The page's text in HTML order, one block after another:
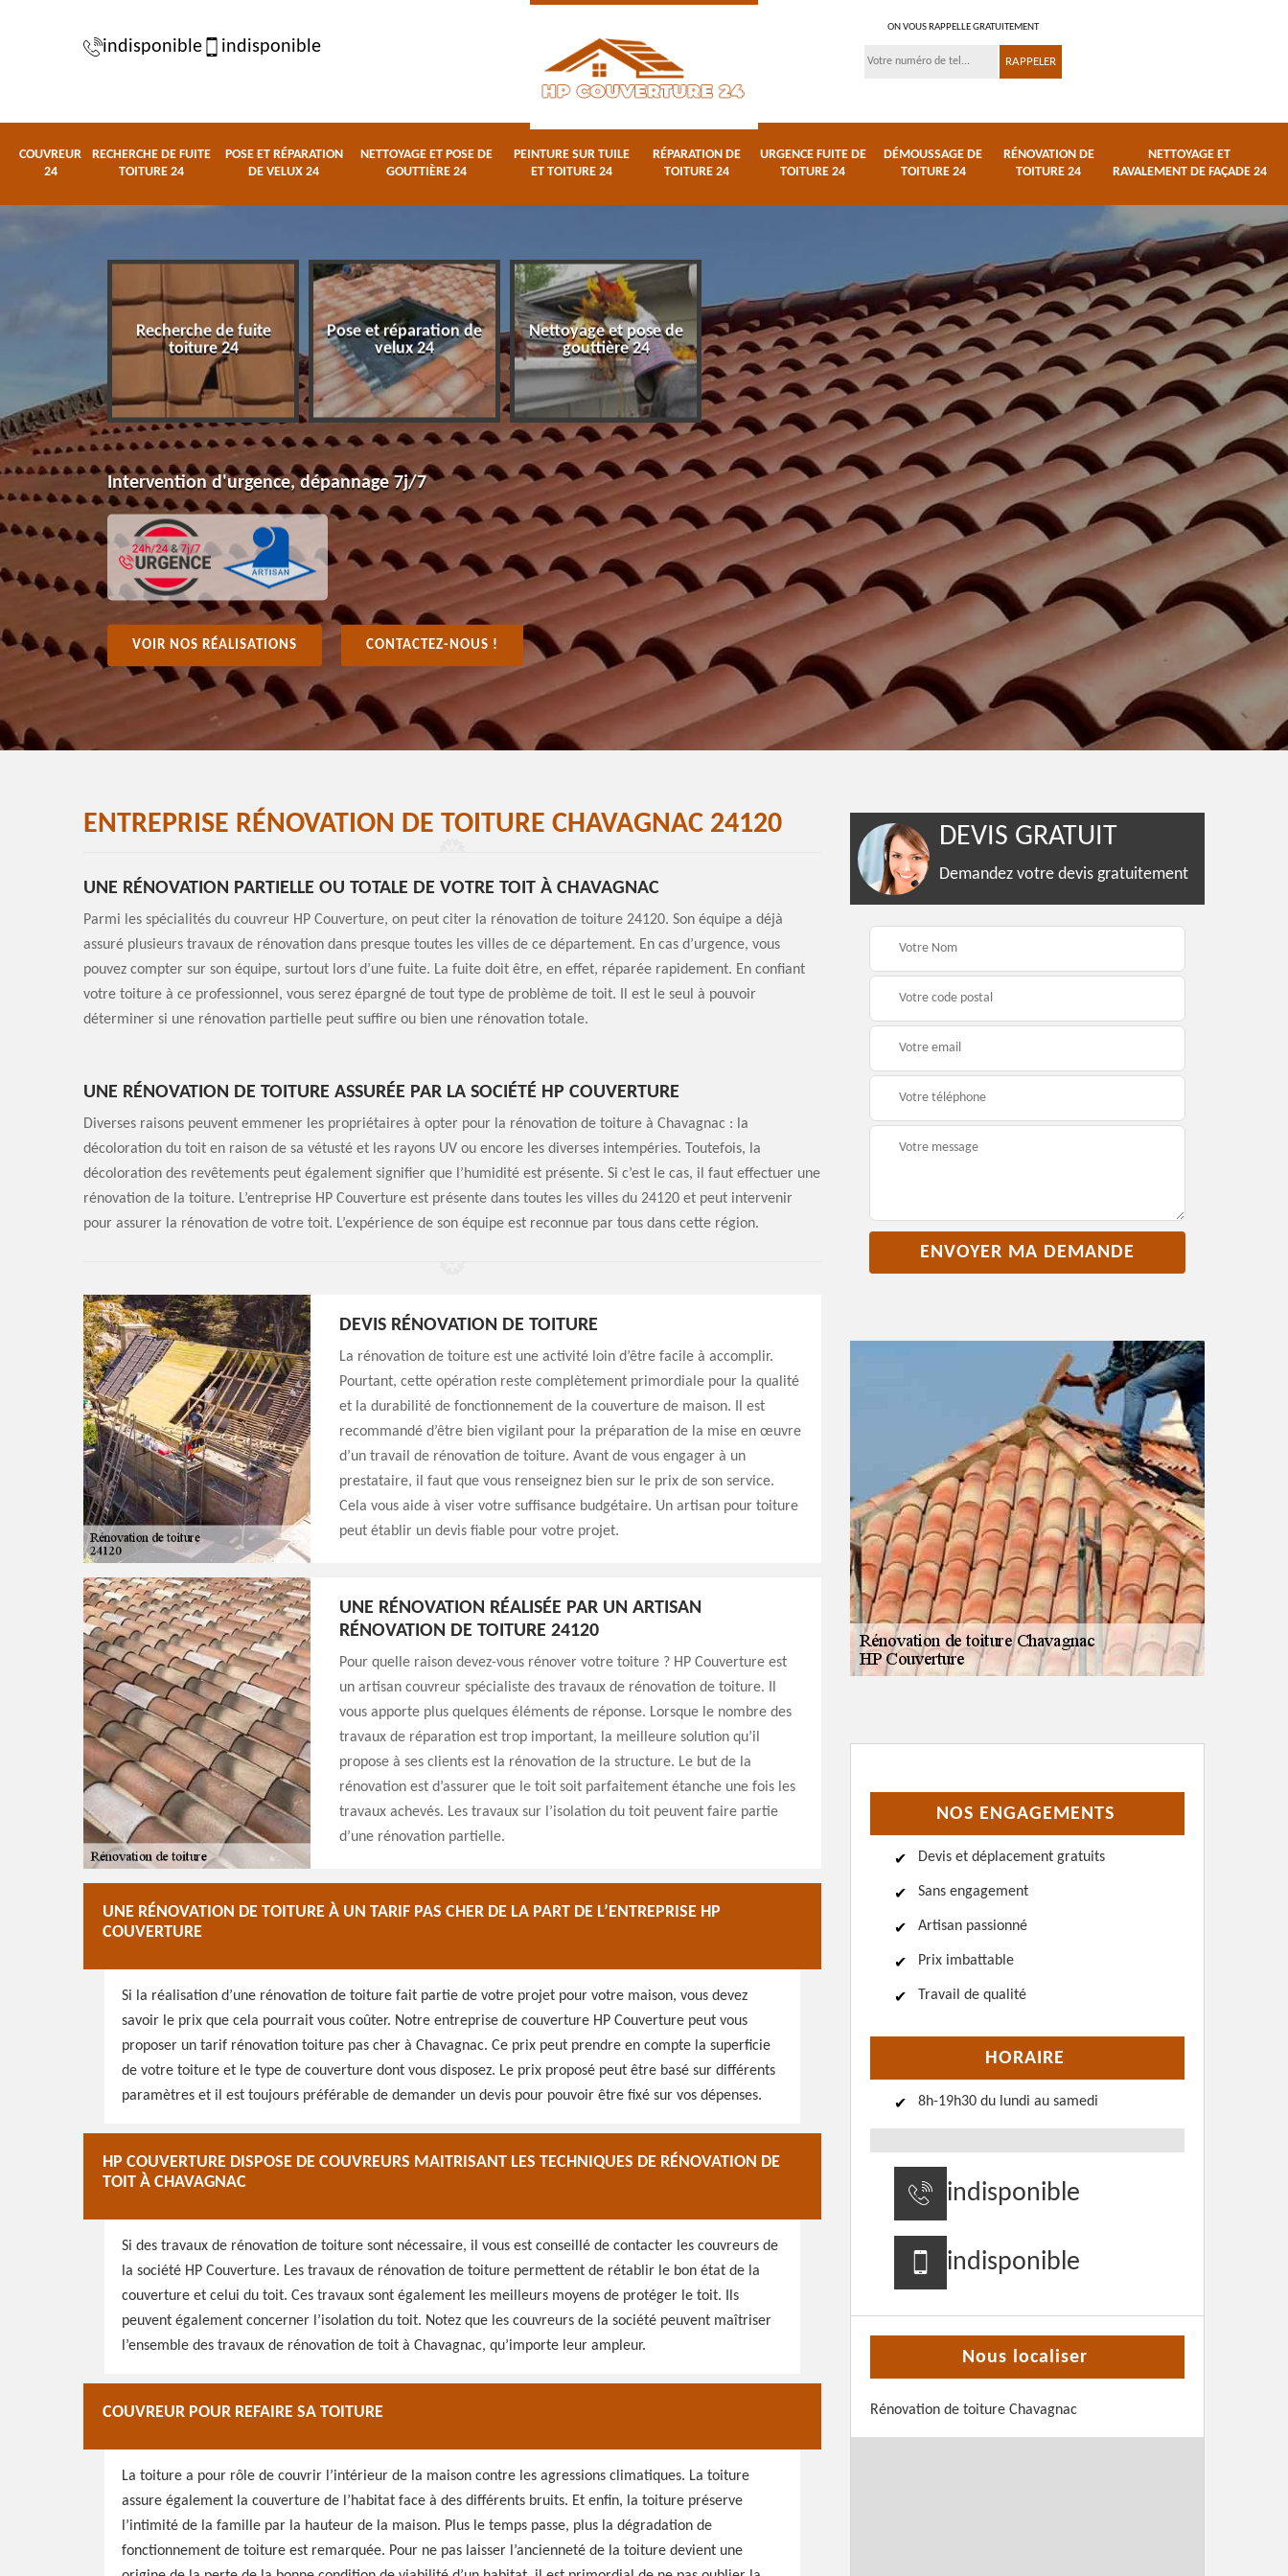
indisponible indisponible
ON VOUS RAPPELLE GRATUITEMENT
COUVREUR
24
RECHERCHE DE FUITE
TOITURE 24
POSE ET RÉPARATION
DE VELUX 24
NETTOYAGE ET POSE DE
GOUTTIÈRE 24
PEINTURE SUR TUILE
ET TOITURE 24
RÉPARATION DE
TOITURE 24
URGENCE FUITE DE
TOITURE 24
DÉMOUSSAGE DE
TOITURE 24
RÉNOVATION DE
TOITURE 24
NETTOYAGE ET
RAVALEMENT DE FAÇADE 24
Recherche de fuite
toiture 24
Pose et réparation de
velux 24
Nettoyage et pose de
gouttière 24
Peinture sur tuile et
toiture 24
Réparation de toiture
24
Urgence fuite de
toiture 24
Intervention d'urgence, dépannage 7j/7
VOIR NOS RÉALISATIONS CONTACTEZ-NOUS !
ENTREPRISE RÉNOVATION DE TOITURE CHAVAGNAC 24120
UNE RÉNOVATION PARTIELLE OU TOTALE DE VOTRE TOIT À CHAVAGNAC
Parmi les spécialités du couvreur HP Couverture, on peut citer la rénovation de toiture 24120. Son équipe a déjà
assuré plusieurs travaux de rénovation dans presque toutes les villes de ce département. En cas d’urgence, vous
pouvez compter sur son équipe, surtout lors d’une fuite. La fuite doit être, en effet, réparée rapidement. En confiant
votre toiture à ce professionnel, vous serez épargné de tout type de problème de toit. Il est le seul à pouvoir
déterminer si une rénovation partielle peut suffire ou bien une rénovation totale.
UNE RÉNOVATION DE TOITURE ASSURÉE PAR LA SOCIÉTÉ HP COUVERTURE
Diverses raisons peuvent emmener les propriétaires à opter pour la rénovation de toiture à Chavagnac : la
décoloration du toit en raison de sa vétusté et les rayons UV ou encore les diverses intempéries. Toutefois, la
décoloration des revêtements peut également signifier que l’humidité est présente. Si c’est le cas, il faut effectuer une
rénovation de la toiture. L’entreprise HP Couverture est présente dans toutes les villes du 24120 et peut intervenir
pour assurer la rénovation de votre toit. L’expérience de son équipe est reconnue par tous dans cette région.
DEVIS RÉNOVATION DE TOITURE
La rénovation de toiture est une activité loin d’être facile à accomplir.
Pourtant, cette opération reste complètement primordiale pour la qualité
et la durabilité de fonctionnement de la couverture de maison. Il est
recommandé d’être bien vigilant pour la préparation de la mise en œuvre
d’un travail de rénovation de toiture. Avant de vous engager à un
prestataire, il faut que vous renseignez bien sur le prix de son service.
Cela vous aide à viser votre suffisance budgétaire. Un artisan pour toiture
peut établir un devis fiable pour votre projet.
UNE RÉNOVATION RÉALISÉE PAR UN ARTISAN
RÉNOVATION DE TOITURE 24120
Pour quelle raison devez-vous rénover votre toiture ? HP Couverture est
un artisan couvreur spécialiste des travaux de rénovation de toiture. Il
vous apporte plus quelques éléments de réponse. Lorsque le nombre des
travaux de réparation est trop important, la meilleure solution qu’il
propose à ses clients est la rénovation de la structure. Le but de la
rénovation est d’assurer que le toit soit parfaitement étanche une fois les
travaux achevés. Les travaux sur l’isolation du toit peuvent faire partie
d’une rénovation partielle.
UNE RÉNOVATION DE TOITURE À UN TARIF PAS CHER DE LA PART DE L’ENTREPRISE HP
COUVERTURE
Si la réalisation d’une rénovation de toiture fait partie de votre projet pour votre maison, vous devez
savoir le prix que cela pourrait vous coûter. Notre entreprise de couverture HP Couverture peut vous
proposer un tarif rénovation toiture pas cher à Chavagnac. Ce prix peut prendre en compte la superficie
de votre toiture et le type de couverture dont vous disposez. Le prix proposé peut être basé sur différents
paramètres et il est toujours préférable de demander un devis pour pouvoir être fixé sur vos dépenses.
HP COUVERTURE DISPOSE DE COUVREURS MAITRISANT LES TECHNIQUES DE RÉNOVATION DE
TOIT À CHAVAGNAC
Si des travaux de rénovation de toiture sont nécessaire, il vous est conseillé de contacter les couvreurs de
la société HP Couverture. Les travaux de rénovation de toiture permettent de rétablir le bon état de la
couverture et celui du toit. Ces travaux sont également les meilleurs moyens de protéger le toit. Ils
peuvent également concerner l’isolation du toit. Notez que les couvreurs de la société peuvent maîtriser
l’ensemble des travaux de rénovation de toit à Chavagnac, qu’importe leur ampleur.
COUVREUR POUR REFAIRE SA TOITURE
La toiture a pour rôle de couvrir l’intérieur de la maison contre les agressions climatiques. La toiture
assure également la couverture de l’habitat face à des différents bruits. Et enfin, la toiture préserve
l’intimité de la famille par la hauteur de la maison. Plus le temps passe, plus la dégradation de
fonctionnement de toiture est remarquée. Pour ne pas laisser l’ancienneté de la toiture devient une
DEVIS GRATUIT
Demandez votre devis gratuitement
NOS ENGAGEMENTS
Devis et déplacement gratuits
Sans engagement
Artisan passionné
Prix imbattable
Travail de qualité
HORAIRE
8h-19h30 du lundi au samedi
indisponible
indisponible
Nous localiser
Rénovation de toiture Chavagnac